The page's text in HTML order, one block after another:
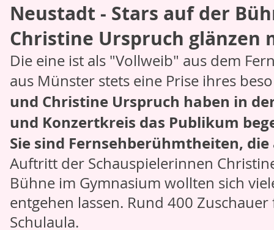
Neustadt - Stars auf der
Christine Urspruch glänzen
Die eine ist als "Vollweib" aus dem
aus Münster stets eine Prise ihres
und Christine Urspruch haben in
und Konzertkreis das Publikum
Sie sind Fernsehberühmtheiten,
Auftritt der Schauspielerinnen
Bühne im Gymnasium wollten sich
entgehen lassen. Rund 400
Schulaula.